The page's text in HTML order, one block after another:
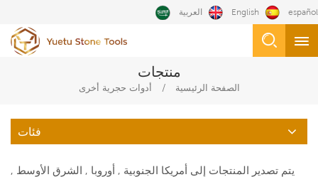
العربية English español
منتجات
الصفحة الرئيسية / أدوات حجرية أخرى
فئات
يتم تصدير المنتجات إلى أمريكا الجنوبية , أوروبا , الشرق الأوسط ,